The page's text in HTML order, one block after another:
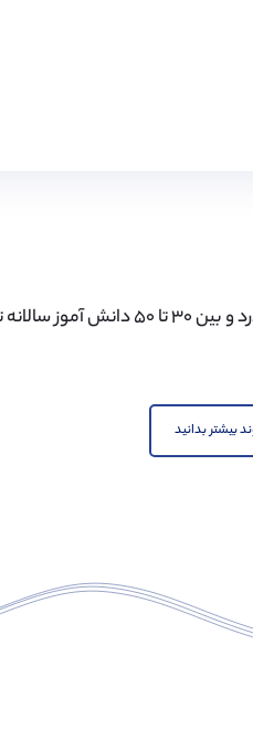
هشت سال از تأسیس موسسه پیوند می
بیشتر بدانید